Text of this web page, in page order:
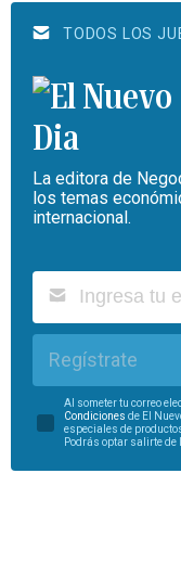
TODOS LOS
La editora de
los temas
internacional.
Regístrate
Al someter tu correo
Condiciones de El
especiales de
Podrás optar salirte de